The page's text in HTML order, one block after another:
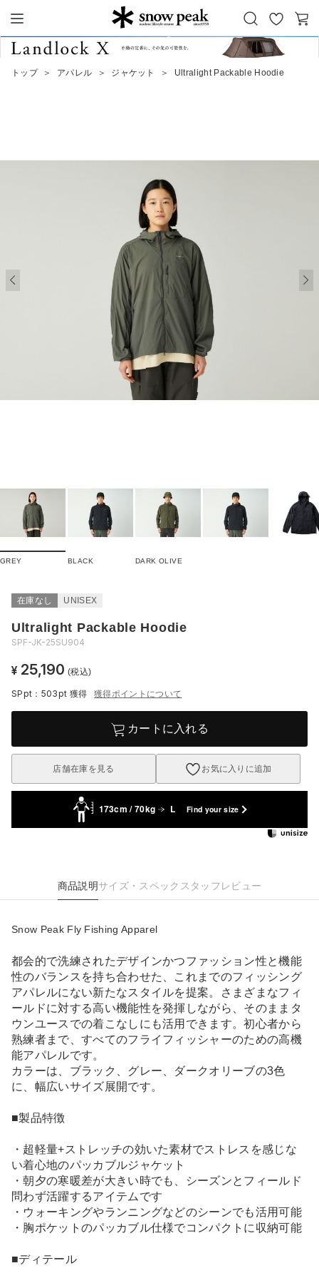
Snow Peak
お
気
カ
トップ ＞ アパレル ＞ ジャケット ＞ Ultralight Packable Hoodie
GREY BLACK DARK OLIVE
在庫なし UNISEX
Ultralight Packable Hoodie
SPF-JK-25SU904
¥ 25,190 (税込)
SPpt：503pt 獲得 獲得ポイントについて
カートに入れる
店舗在庫を見る お気に入りに追加
173cm / 70kg L Find your size
商品説明サイズ・スペック スタッフレビュー
Snow Peak Fly Fishing Apparel
都会的で洗練されたデザインかつファッション性と機能
性のバランスを持ち合わせた、これまでのフィッシング
アパレルにない新たなスタイルを提案。さまざまなフィ
ールドに対する高い機能性を発揮しながら、そのままタ
ウンユースでの着こなしにも活用できます。初心者から
熟練者まで、すべてのフライフィッシャーのための高機
能アパレルです。
カラーは、ブラック、グレー、ダークオリーブの3色
に、幅広いサイズ展開です。
■製品特徴
・超軽量+ストレッチの効いた素材でストレスを感じな
い着心地のパッカブルジャケット
・朝夕の寒暖差が大きい時でも、シーズンとフィールド
問わず活躍するアイテムです
・ウォーキングやランニングなどのシーンでも活用可能
・胸ポケットのパッカブル仕様でコンパクトに収納可能
■ディテール